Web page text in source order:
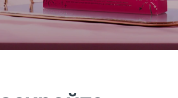
Мои адреса
Мои подписки
Set
简体中文 繁體中文